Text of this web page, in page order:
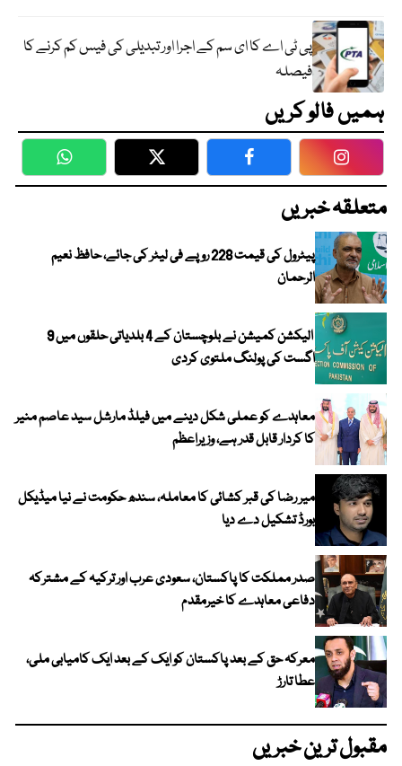
پی ٹی اے کا ای سم کے اجرا اور تبدیلی کی فیس کم کرنے کا
فیصلہ
ہمیں فالو کریں
WhatsApp Twitter Facebook
متعلقہ خبریں
پیٹرول کی قیمت 228 روپے فی لیٹر کی جائے، حافظ نعیم
الرحمان
الیکشن کمیشن نے بلوچستان کے 4 بلدیاتی حلقوں میں 9
اگست کی پولنگ ملتوی کردی
معاہدے کو عملی شکل دینے میں فیلڈ مارشل سید عاصم منیر
کا کردار قابل قدر ہے، وزیراعظم
میر رضا کی قبر کشائی کا معاملہ، سندھ حکومت نے نیا میڈیکل
بورڈ تشکیل دے دیا
صدر مملکت کا پاکستان، سعودی عرب اور ترکیہ کے مشترکہ
دفاعی معاہدے کا خیرمقدم
معرکہ حق کے بعد پاکستان کو ایک کے بعد ایک کامیابی ملی،
عطا تارڑ
مقبول ترین خبریں